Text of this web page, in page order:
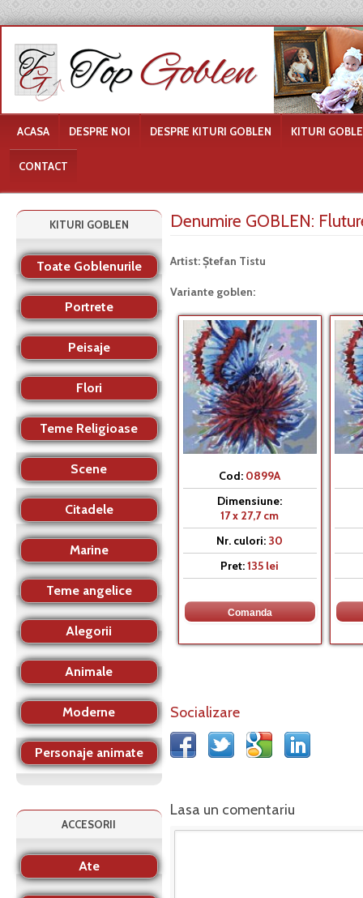
ACASA DESPRE NOI DESPRE KITURI GOBLEN KITURI
CONTACT
Denumire GOBLEN:
Artist: Ştefan Tistu
Variante goblen:
Cod: 0899A
Dimensiune:
17 x 27,7 cm
Nr. culori: 30
Pret:135 lei
Socializare
Lasa un comentariu
KITURI GOBLEN
Toate Goblenurile
Portrete
Peisaje
Flori
Teme Religioase
Scene
Citadele
Marine
Teme angelice
Alegorii
Animale
Moderne
Personaje animate
ACCESORII
Ate